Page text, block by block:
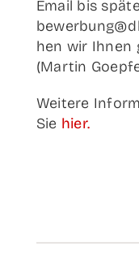
Email bis
hen wir Ihnen
(Mar­tin
Wei­te­re
Sie hier.